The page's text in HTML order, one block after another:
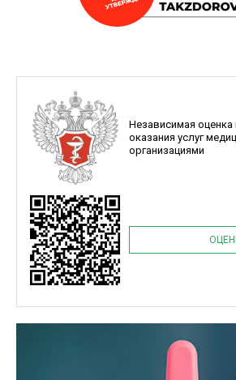
Независимая оценка
оказания услуг
организациями